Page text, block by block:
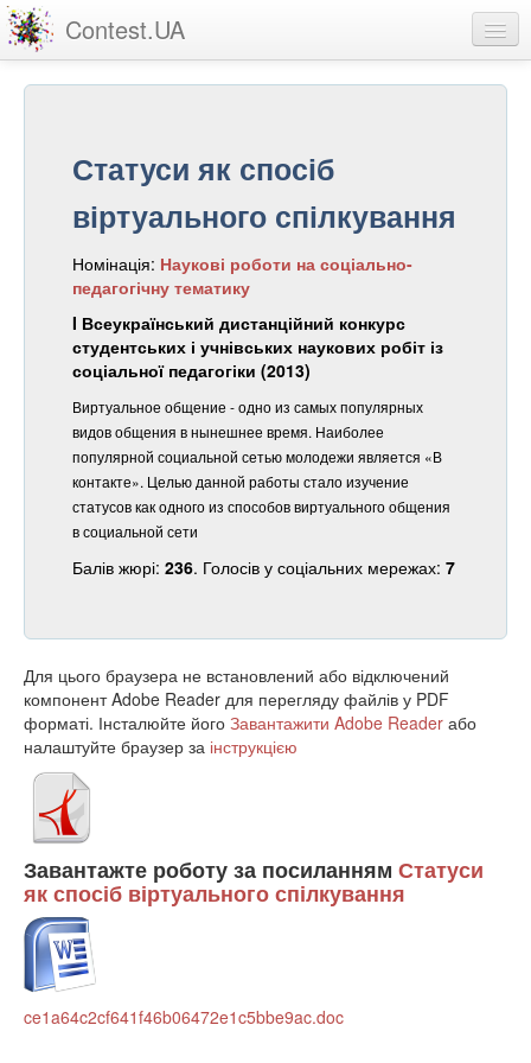
Contest.UA
Статистика
Про проект
реєстрація
Статуси як спосіб
віртуального спілкування
Номінація: Наукові роботи на соціально-
педагогічну тематику
I Всеукраїнський дистанційний конкурс
студентських і учнівських наукових робіт із
соціальної педагогіки (2013)
Виртуальное общение - одно из самых популярных
видов общения в нынешнее время. Наиболее
популярной социальной сетью молодежи является «В
контакте». Целью данной работы стало изучение
статусов как одного из способов виртуального общения
в социальной сети
Балів жюрі: 236. Голосів у соціальних мережах: 7
Для цього браузера не встановлений або відключений
компонент Adobe Reader для перегляду файлів у PDF
форматі. Інсталюйте його Завантажити Adobe Reader або
налаштуйте браузер за інструкцією
Завантажте роботу за посиланням Статуси
як спосіб віртуального спілкування
ce1a64c2cf641f46b06472e1c5bbe9ac.doc